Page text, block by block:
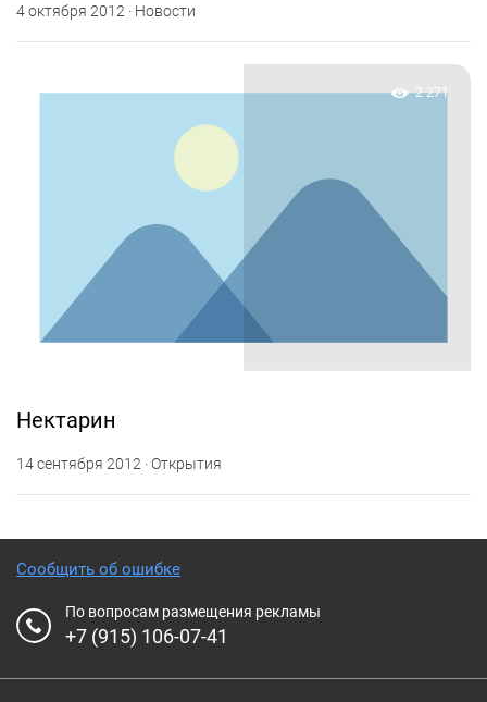
4 октября 2012 · Новости
2 271
Нектарин
14 сентября 2012 · Открытия
Сообщить об ошибке
По вопросам размещения рекламы
+7 (915) 106-07-41